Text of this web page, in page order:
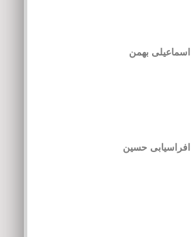
اسماعیلی بهمن
افراسیابی حسین